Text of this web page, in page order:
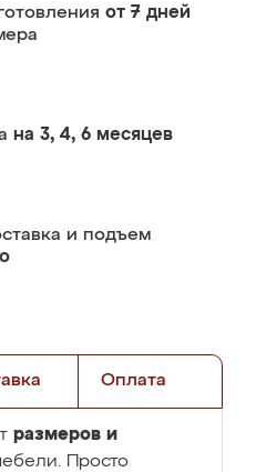
от 7 дней
на 3, 4, 6 месяцев
и подъем
Оплата
размеров и
Просто